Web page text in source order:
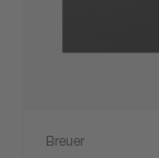
Breuer